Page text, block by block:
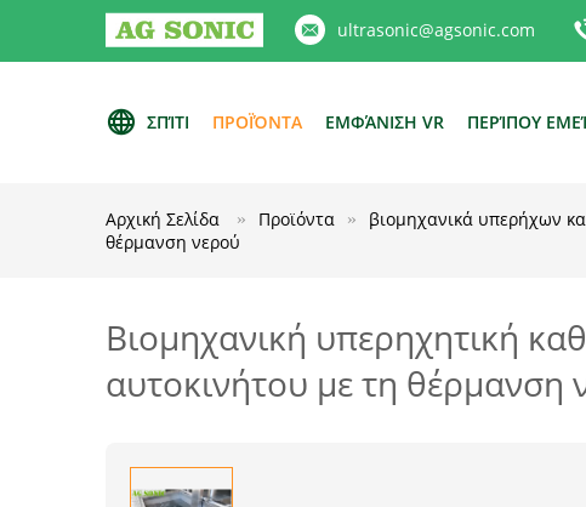
ultrasonic@agsonic.com
ΣΠΊΤΙ ΠΡΟΪΌΝΤΑ ΕΜΦΆΝΙΣΗ VR ΠΕΡΊΠΟΥ
Αρχική Σελίδα Προϊόντα βιομηχανικά υπερήχων
θέρμανση νερού
Βιομηχανική υπερηχητική
αυτοκινήτου με τη θέρμανση